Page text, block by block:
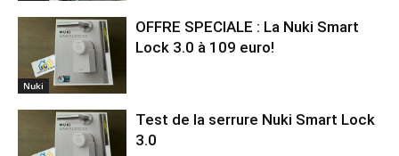
Nuki
OFFRE SPECIALE : La Nuki Smart
Lock 3.0 à 109 euro!
Test de la serrure Nuki Smart Lock
3.0